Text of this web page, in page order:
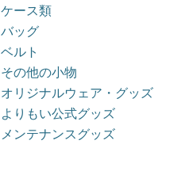
ケース類
バッグ
ベルト
その他の小物
オリジナルウェア・グッズ
よりもい公式グッズ
メンテナンスグッズ